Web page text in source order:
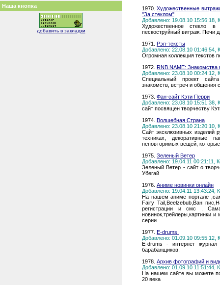
Наша кнопка
добавить в закладки
1970.Художественные
"За стеклом"
Добавлено: 19.08.10 15:56:18,
Художественное стекло
пескоструйный витраж. Печи
1971. Рэп-тексты
Добавлено: 22.08.10 01:46:54,
Огромная коллекция текстов
1972. RNB.NAME: Знакомства
Добавлено: 23.08.10 00:24:12,
Специальный проект
знакомств, встреч и
1973. Фан-сайт Кэти Перри
Добавлено: 23.08.10 15:51:38,
сайт посвящен творчеству
1974. Волшебная Страна
Добавлено: 23.08.10 21:20:10,
Сайт эксклюзивных изделий
техниках, декоративные
неповторимых вещей,
1975. Зеленый Ветер
Добавлено: 19.04.11 00:21:11,
Зеленый Ветер - сайт о
Убегай
1976. Аниме новинки онлайн
Добавлено: 19.04.11 13:43:24,
На нашем аниме портале
Fairy Tail,Beelzebub,Ван
регистрации и смс .
новинок,трейлеры,картинки
серии
1977. E-drums.
Добавлено: 01.09.10 09:55:12,
E-drums - интернет
барабанщиков.
1978. Архив фотографий и
Добавлено: 01.09.10 11:51:44,
На нашем сайте вы можете
20 века